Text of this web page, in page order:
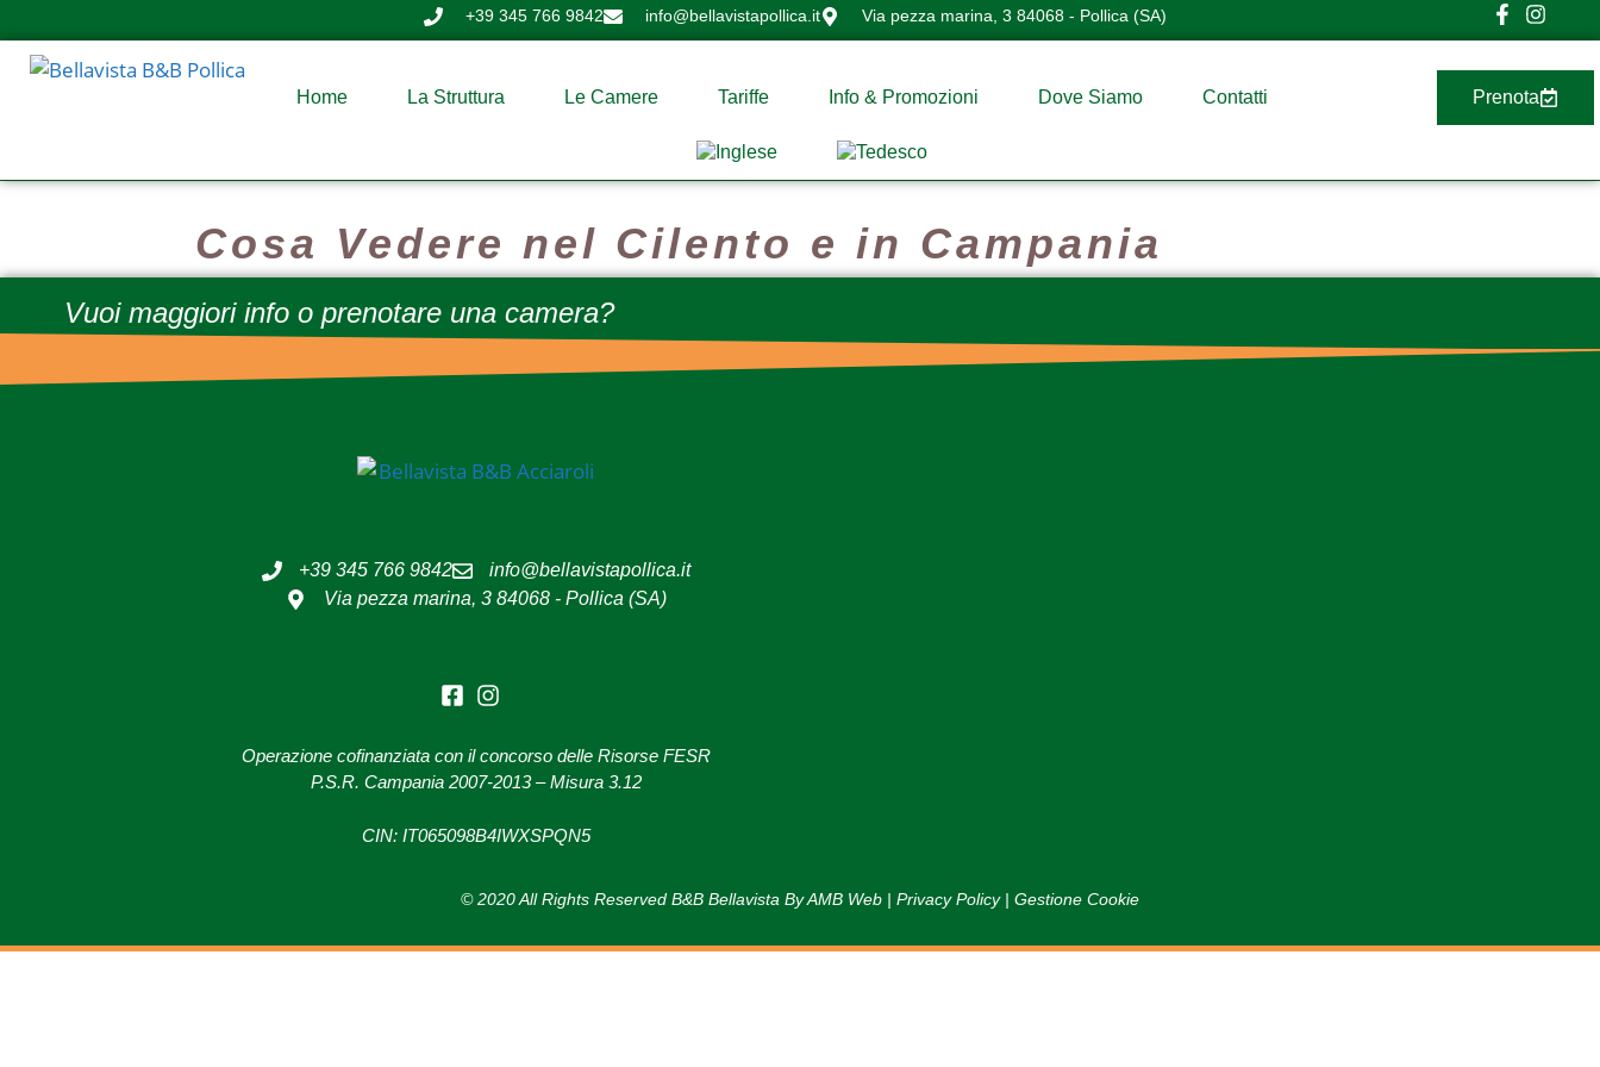
+39 345 766 9842 info@bellavistapollica.it Via pezza marina, 3 84068 - Pollica (SA)
Home La Struttura Le Camere Tariffe Info & Promozioni Dove Siamo Contatti Prenota
Cosa Vedere nel Cilento e in Campania
Vuoi maggiori info o prenotare una camera?
+39 345 766 9842
info@bellavistapollica.it
Via pezza marina, 3 84068 - Pollica (SA)
Operazione cofinanziata con il concorso delle Risorse FESR
P.S.R. Campania 2007-2013 – Misura 3.12
CIN: IT065098B4IWXSPQN5
© 2020 All Rights Reserved B&B Bellavista By AMB Web | Privacy Policy| Gestione Cookie